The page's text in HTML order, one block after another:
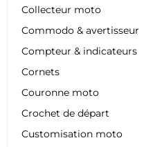
Collecteur moto
Commodo & avertisseur
Compteur & indicateurs
Cornets
Couronne moto
Crochet de départ
Customisation moto